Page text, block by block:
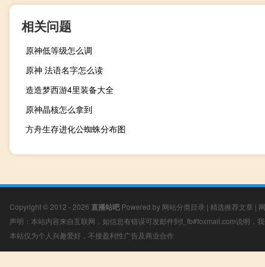
相关问题
原神低等级怎么调
原神 法语名字怎么读
造造梦西游4里装备大全
原神晶核怎么拿到
方舟生存进化公蜘蛛分布图
Copyright © 2012 - 2026 直播站吧 Powered by 网站分类目录 | 精选推荐文章 |
声明：本站内容来自互联网，如信息有错误可发邮件到f_fb#foxmail.com说明，
本站仅为个人兴趣爱好，不接盈利性广告及商业合作